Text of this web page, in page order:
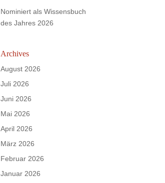
Nominiert als Wissensbuch
des Jahres 2026
Archives
August 2026
Juli 2026
Juni 2026
Mai 2026
April 2026
März 2026
Februar 2026
Januar 2026